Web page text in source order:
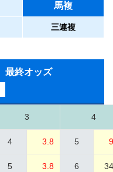
馬複
三連複
終オッズ
3 4
4 3.8 5
5 3.8 6